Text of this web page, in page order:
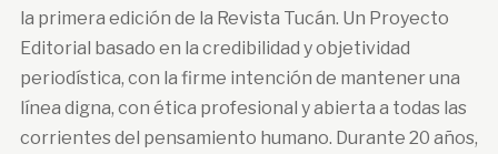
la primera edición de la Revista Tucán. Un Proyecto
Editorial basado en la credibilidad y objetividad
periodística, con la firme intención de mantener una
línea digna, con ética profesional y abierta a todas las
corrientes del pensamiento humano. Durante 20 años,